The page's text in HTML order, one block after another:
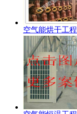
空气能烘干工